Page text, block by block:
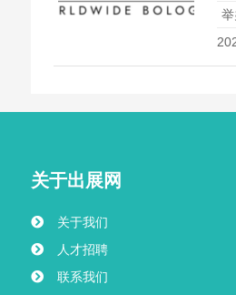
举
关于出展网
关于我们
人才招聘
联系我们